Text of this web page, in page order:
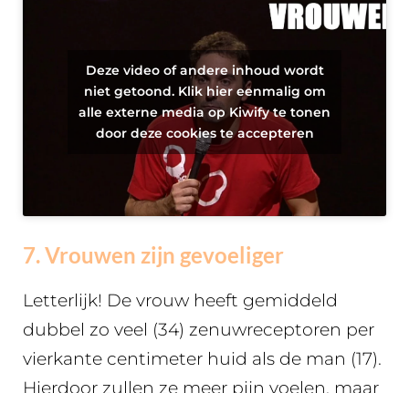
Deze video of andere inhoud wordt
niet getoond. Klik hier eenmalig om
alle externe media op Kiwify te tonen
door deze cookies te accepteren
7. Vrouwen zijn gevoeliger
Letterlijk! De vrouw heeft gemiddeld
dubbel zo veel (34) zenuwreceptoren per
vierkante centimeter huid als de man (17).
Hierdoor zullen ze meer pijn voelen, maar